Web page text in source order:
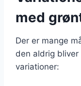
med
Der er mange
den aldrig
variationer: